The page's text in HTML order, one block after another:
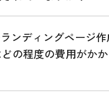
ンディングページ
の程度の費用がか